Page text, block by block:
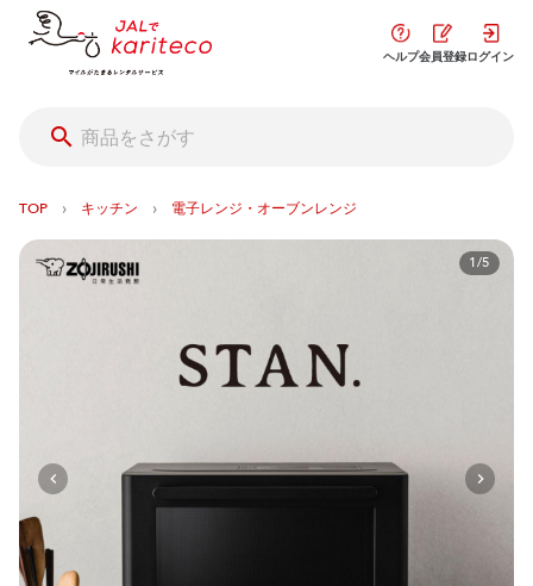
ヘルプ会員登録ログイン
TOP › キッチン › 電子レンジ・オーブンレンジ
1/5